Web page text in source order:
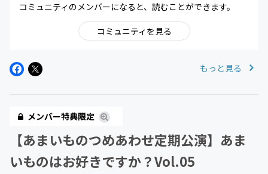
コミュニティのメンバーになると、読むことができます。
コミュニティを見る
もっと見る
メンバー特典限定
【あまいものつめあわせ定期公演】あま
いものはお好きですか？Vol.05